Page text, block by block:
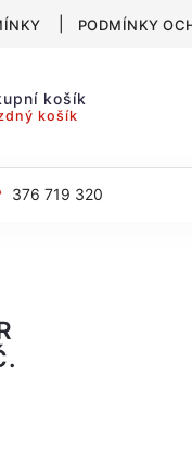
PODMÍNKY
košík
košík
376 719 320